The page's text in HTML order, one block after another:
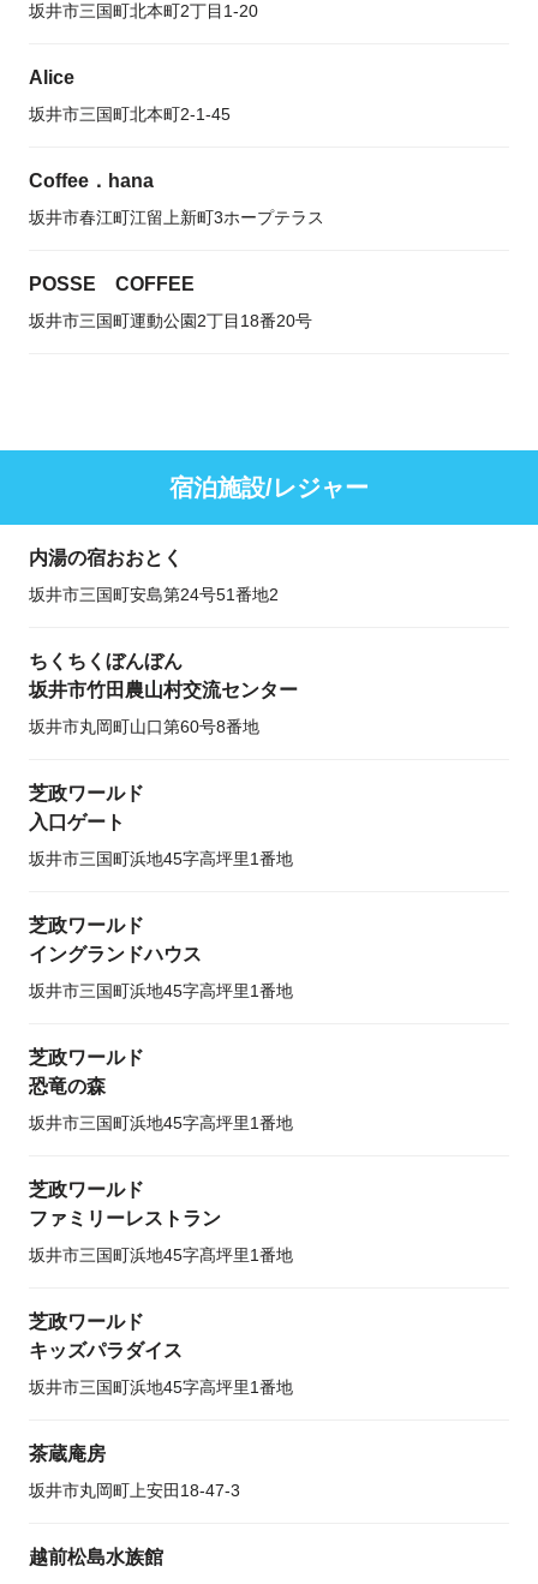
坂井市三国町北本町2丁目1-20
Alice
坂井市三国町北本町2-1-45
Coffee．hana
坂井市春江町江留上新町3ホープテラス
POSSE COFFEE
坂井市三国町運動公園2丁目18番20号
宿泊施設/レジャー
内湯の宿おおとく
坂井市三国町安島第24号51番地2
ちくちくぼんぼん
坂井市竹田農山村交流センター
坂井市丸岡町山口第60号8番地
芝政ワールド
入口ゲート
坂井市三国町浜地45字高坪里1番地
芝政ワールド
イングランドハウス
坂井市三国町浜地45字高坪里1番地
芝政ワールド
恐竜の森
坂井市三国町浜地45字高坪里1番地
芝政ワールド
ファミリーレストラン
坂井市三国町浜地45字髙坪里1番地
芝政ワールド
キッズパラダイス
坂井市三国町浜地45字高坪里1番地
茶蔵庵房
坂井市丸岡町上安田18-47-3
越前松島水族館